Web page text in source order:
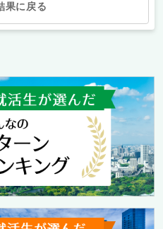
果に戻る